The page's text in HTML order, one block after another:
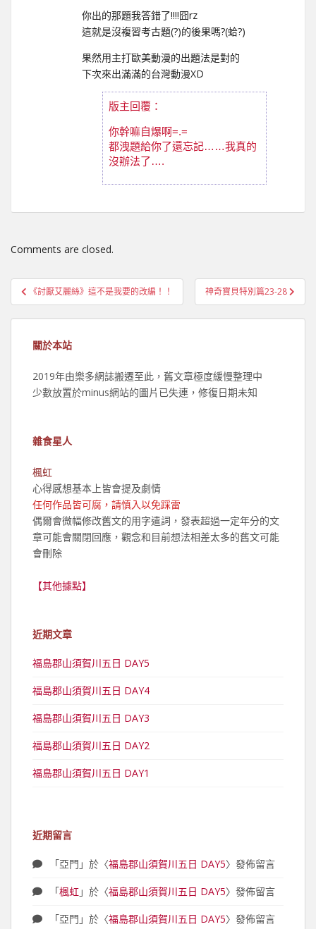
你出的那題我答錯了!!!!囧rz
這就是沒複習考古題(?)的後果嗎?(蛤?)
果然用主打歐美動漫的出題法是對的
下次來出滿滿的台灣動漫XD
版主回覆：
你幹嘛自爆啊=.=
都洩題給你了還忘記……我真的
沒辦法了….
Comments are closed.
文
章
導
《討厭艾麗絲》這不是我要的改編！！ 神奇寶貝特別篇23-28
關於本站
2019年由樂多網誌搬遷至此，舊文章極度緩慢整理中
少數放置於minus網站的圖片已失連，修復日期未知
雜食星人
楓虹
心得感想基本上皆會提及劇情
任何作品皆可腐，請慎入以免踩雷
偶爾會微幅修改舊文的用字遣詞，發表超過一定年分的文
章可能會關閉回應，觀念和目前想法相差太多的舊文可能
會刪除
【其他據點】
近期文章
福島郡山須賀川五日 DAY5
福島郡山須賀川五日 DAY4
福島郡山須賀川五日 DAY3
福島郡山須賀川五日 DAY2
福島郡山須賀川五日 DAY1
近期留言
「亞門 」於〈福島郡山須賀川五日 DAY5〉發佈留言
「楓虹」於〈福島郡山須賀川五日 DAY5〉發佈留言
「亞門 」於〈福島郡山須賀川五日 DAY5〉發佈留言